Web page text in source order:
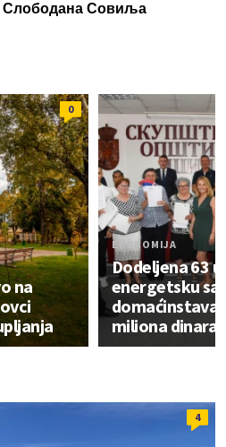
Слободана Совиља
0
na
EKONOMIJA
Dodeljena 63
energetsku
domaćinstava
miliona dinara
4